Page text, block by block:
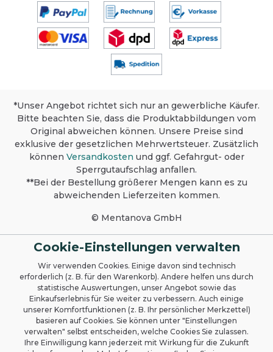
*Unser Angebot richtet sich nur an gewerbliche Käufer.
Bitte beachten Sie, dass die Produktabbildungen vom
Original abweichen können. Unsere Preise sind
exklusive der gesetzlichen Mehrwertsteuer. Zusätzlich
können Versandkosten und ggf. Gefahrgut- oder
Sperrgutaufschlag anfallen.
**Bei der Bestellung größerer Mengen kann es zu
abweichenden Lieferzeiten kommen.
© Mentanova GmbH
Cookie-Einstellungen verwalten
Wir verwenden Cookies. Einige davon sind technisch
erforderlich (z. B. für den Warenkorb). Andere helfen uns durch
statistische Auswertungen, unser Angebot sowie das
Einkaufserlebnis für Sie weiter zu verbessern. Auch einige
unserer Komfortfunktionen (z. B. Ihr persönlicher Merkzettel)
basieren auf Cookies. Sie können unter "Einstellungen
verwalten" selbst entscheiden, welche Cookies Sie zulassen.
Ihre Einwilligung kann jederzeit mit Wirkung für die Zukunft